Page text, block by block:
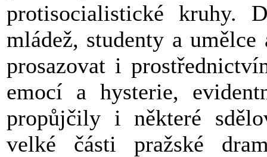
protisocialistické kruhy.
mládež, studenty a
prosazovat i
emocí a hysterie,
propůjčily i některé
velké části pražské